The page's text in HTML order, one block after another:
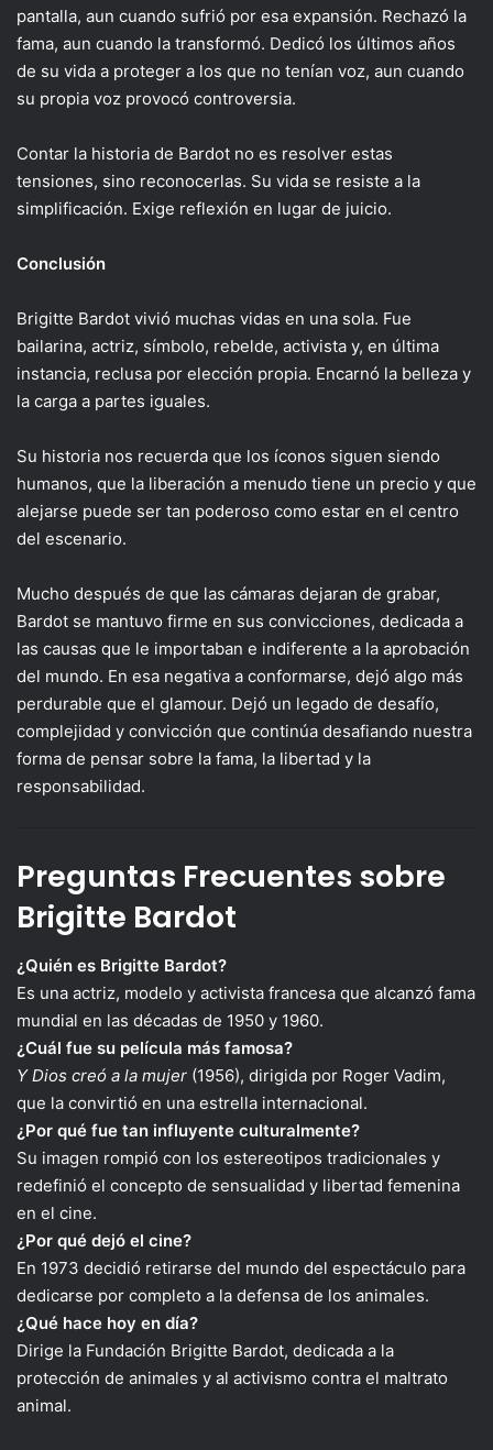
pantalla, aun cuando sufrió por esa expansión. Rechazó la
fama, aun cuando la transformó. Dedicó los últimos años
de su vida a proteger a los que no tenían voz, aun cuando
su propia voz provocó controversia.
Contar la historia de Bardot no es resolver estas
tensiones, sino reconocerlas. Su vida se resiste a la
simplificación. Exige reflexión en lugar de juicio.
Conclusión
Brigitte Bardot vivió muchas vidas en una sola. Fue
bailarina, actriz, símbolo, rebelde, activista y, en última
instancia, reclusa por elección propia. Encarnó la belleza y
la carga a partes iguales.
Su historia nos recuerda que los íconos siguen siendo
humanos, que la liberación a menudo tiene un precio y que
alejarse puede ser tan poderoso como estar en el centro
del escenario.
Mucho después de que las cámaras dejaran de grabar,
Bardot se mantuvo firme en sus convicciones, dedicada a
las causas que le importaban e indiferente a la aprobación
del mundo. En esa negativa a conformarse, dejó algo más
perdurable que el glamour. Dejó un legado de desafío,
complejidad y convicción que continúa desafiando nuestra
forma de pensar sobre la fama, la libertad y la
responsabilidad.
Preguntas Frecuentes sobre
Brigitte Bardot
¿Quién es Brigitte Bardot?
Es una actriz, modelo y activista francesa que alcanzó fama
mundial en las décadas de 1950 y 1960.
¿Cuál fue su película más famosa?
Y Dios creó a la mujer (1956), dirigida por Roger Vadim,
que la convirtió en una estrella internacional.
¿Por qué fue tan influyente culturalmente?
Su imagen rompió con los estereotipos tradicionales y
redefinió el concepto de sensualidad y libertad femenina
en el cine.
¿Por qué dejó el cine?
En 1973 decidió retirarse del mundo del espectáculo para
dedicarse por completo a la defensa de los animales.
¿Qué hace hoy en día?
Dirige la Fundación Brigitte Bardot, dedicada a la
protección de animales y al activismo contra el maltrato
animal.